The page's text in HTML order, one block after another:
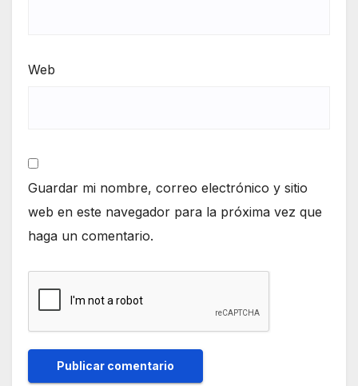
Web
Guardar mi nombre, correo electrónico y sitio
web en este navegador para la próxima vez que
haga un comentario.